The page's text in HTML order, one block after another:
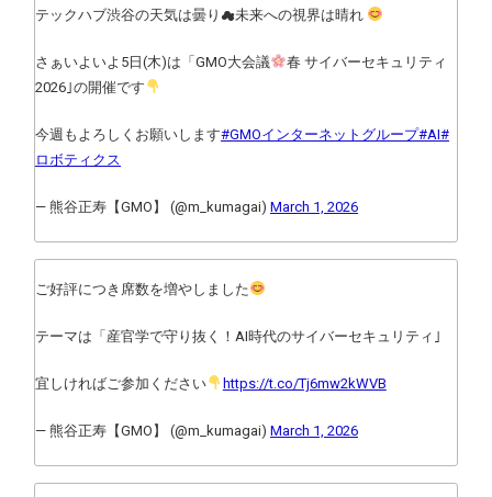
テックハブ渋谷の天気は曇り☁未来への視界は晴れ
さぁいよいよ5日(木)は「GMO大会議
春 サイバーセキュリティ
2026｣の開催です
今週もよろしくお願いします#GMOインターネットグループ#AI#
ロボティクス
— 熊谷正寿【GMO】 (@m_kumagai) March 1, 2026
ご好評につき席数を増やしました
テーマは「産官学で守り抜く！AI時代のサイバーセキュリティ｣
宜しければご参加ください https://t.co/Tj6mw2kWVB
— 熊谷正寿【GMO】 (@m_kumagai) March 1, 2026